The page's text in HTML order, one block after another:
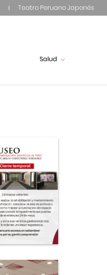
Teatro Peruano Japonés
Salud